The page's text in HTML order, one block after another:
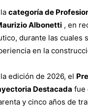
categoría de
Albonetti , en
durante las cuales
en la
edición de 2026, el
Destacada fue
y cinco años de